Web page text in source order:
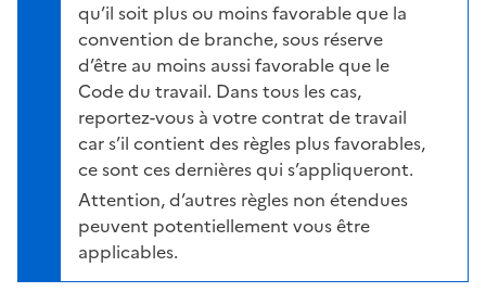
qu’il soit plus ou moins favorable que la
convention de branche, sous réserve
d’être au moins aussi favorable que le
Code du travail. Dans tous les cas,
reportez-vous à votre contrat de travail
car s’il contient des règles plus favorables,
ce sont ces dernières qui s’appliqueront.
Attention, d’autres règles non étendues
peuvent potentiellement vous être
applicables.